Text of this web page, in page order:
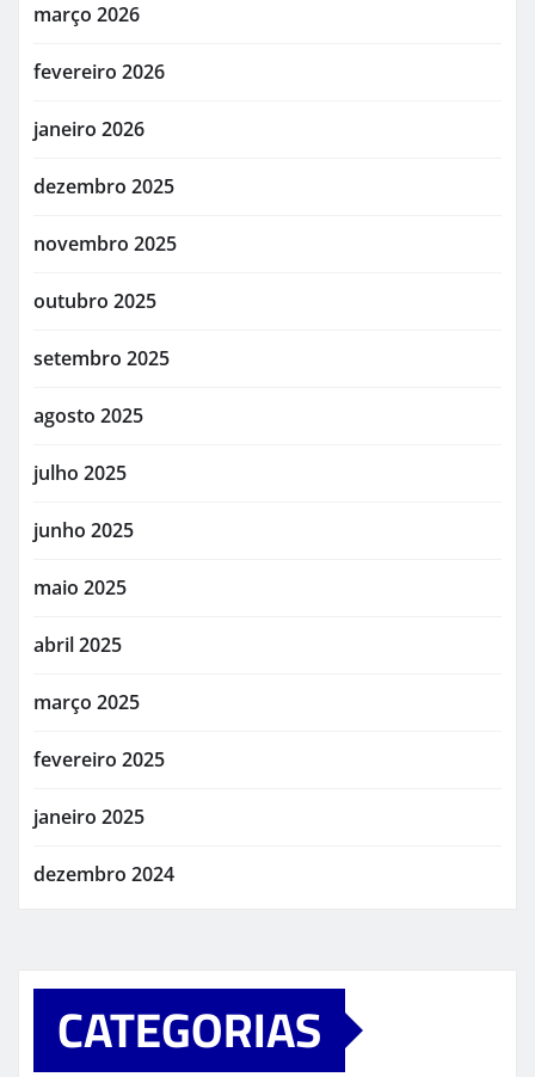
março 2026
fevereiro 2026
janeiro 2026
dezembro 2025
novembro 2025
outubro 2025
setembro 2025
agosto 2025
julho 2025
junho 2025
maio 2025
abril 2025
março 2025
fevereiro 2025
janeiro 2025
dezembro 2024
CATEGORIAS